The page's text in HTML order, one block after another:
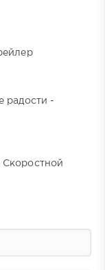
радости -
Скоростной